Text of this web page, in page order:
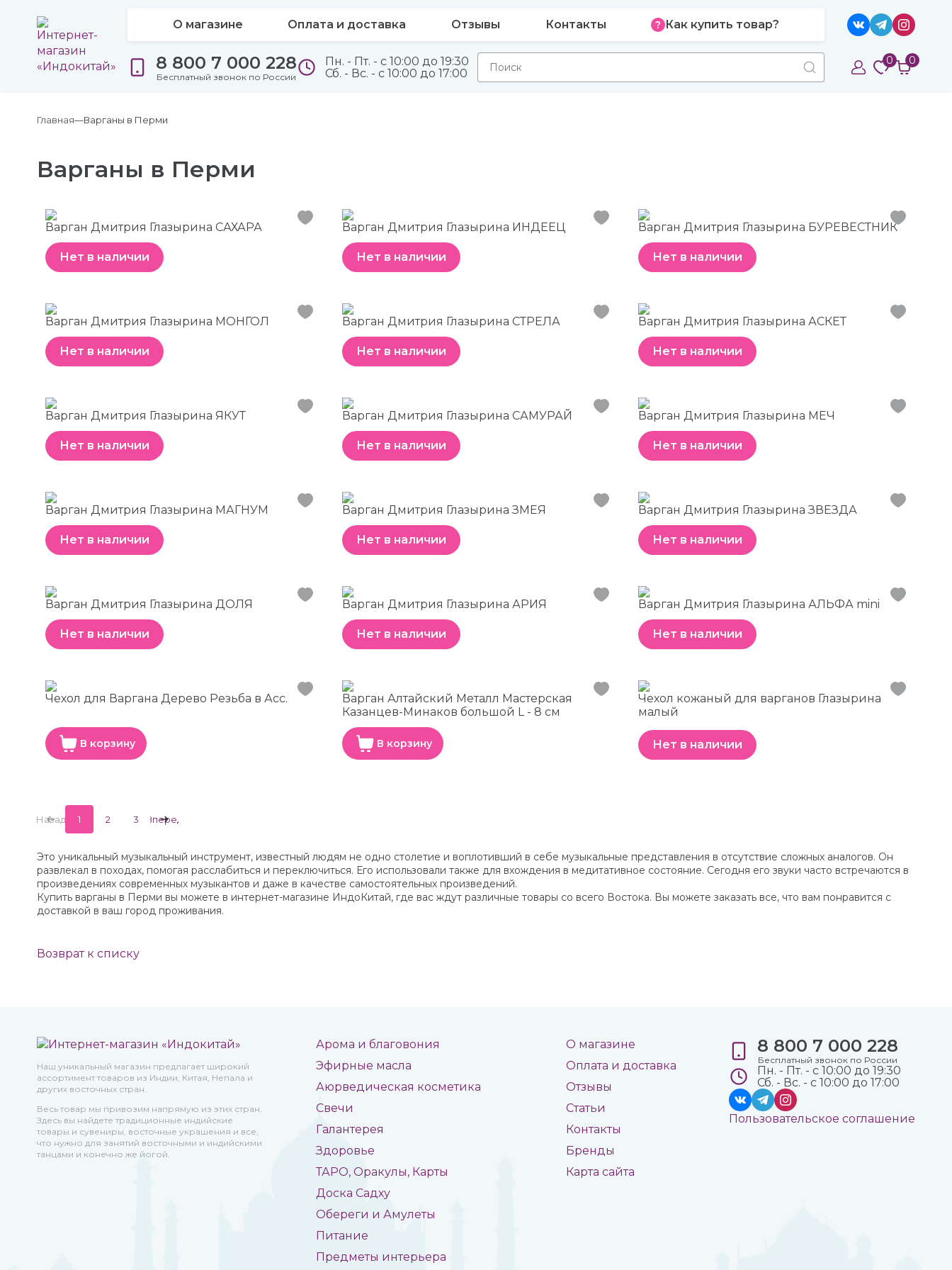
О магазине Оплата и доставка Отзывы Контакты Как купить товар?
8 800 7 000 228
Бесплатный звонок по России
Пн. - Пт. - с 10:00 до 19:30
Сб. - Вс. - с 10:00 до 17:00
0 0
Главная Варганы в Перми
Варганы в Перми
Варган Дмитрия Глазырина САХАРА
Нет в наличии
Варган Дмитрия Глазырина ИНДЕЕЦ
Нет в наличии
Варган Дмитрия Глазырина БУРЕВЕСТНИК
Нет в наличии
Варган Дмитрия Глазырина МОНГОЛ
Нет в наличии
Варган Дмитрия Глазырина СТРЕЛА
Нет в наличии
Варган Дмитрия Глазырина АСКЕТ
Нет в наличии
Варган Дмитрия Глазырина ЯКУТ
Нет в наличии
Варган Дмитрия Глазырина САМУРАЙ
Нет в наличии
Варган Дмитрия Глазырина МЕЧ
Нет в наличии
Варган Дмитрия Глазырина МАГНУМ
Нет в наличии
Варган Дмитрия Глазырина ЗМЕЯ
Нет в наличии
Варган Дмитрия Глазырина ЗВЕЗДА
Нет в наличии
Варган Дмитрия Глазырина ДОЛЯ
Нет в наличии
Варган Дмитрия Глазырина АРИЯ
Нет в наличии
Варган Дмитрия Глазырина АЛЬФА mini
Нет в наличии
Чехол для Варгана Дерево Резьба в Асс.
В корзину
Варган Алтайский Металл Мастерская
Казанцев-Минаков большой L - 8 см
В корзину
Чехол кожаный для варганов Глазырина
малый
Нет в наличии
Назад 1 2 3 Вперед
Это уникальный музыкальный инструмент, известный людям не одно столетие и воплотивший в себе музыкальные представления в отсутствие сложных аналогов. Он
развлекал в походах, помогая расслабиться и переключиться. Его использовали также для вхождения в медитативное состояние. Сегодня его звуки часто встречаются в
произведениях современных музыкантов и даже в качестве самостоятельных произведений.
Купить варганы в Перми вы можете в интернет-магазине ИндоКитай, где вас ждут различные товары со всего Востока. Вы можете заказать все, что вам понравится с
доставкой в ваш город проживания.
Возврат к списку
Наш уникальный магазин предлагает широкий
ассортимент товаров из Индии, Китая, Непала и
других восточных стран.
Весь товар мы привозим напрямую из этих стран.
Здесь вы найдете традиционные индийские
товары и сувениры, восточные украшения и все,
что нужно для занятий восточными и индийскими
танцами и конечно же йогой.
Арома и благовония
Эфирные масла
Аюрведическая косметика
Свечи
Галантерея
Здоровье
ТАРО, Оракулы, Карты
Доска Садху
Обереги и Амулеты
Питание
Предметы интерьера
О магазине
Оплата и доставка
Отзывы
Статьи
Контакты
Бренды
Карта сайта
8 800 7 000 228
Бесплатный звонок по России
Пн. - Пт. - с 10:00 до 19:30
Сб. - Вс. - с 10:00 до 17:00
Пользовательское соглашение